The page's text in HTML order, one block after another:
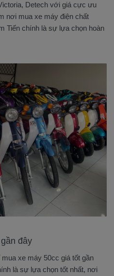
Detech với giá cực ưu
nơi mua xe máy điện chất
Tiến chính là sự lựa chọn hoàn
đây
xe máy 50cc giá tốt gần
là sự lựa chọn tốt nhất, nơi